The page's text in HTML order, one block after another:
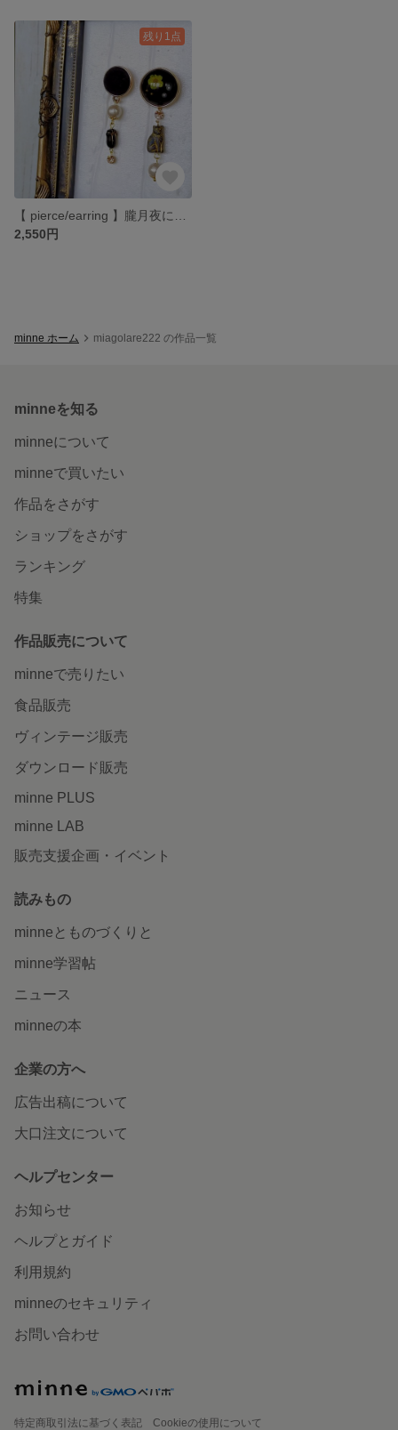
残り1点
2,550円
minne ホーム miagolare222 の作品一覧
minneを知る
minneについて
minneで買いたい
作品をさがす
ショップをさがす
ランキング
特集
作品販売について
minneで売りたい
食品販売
ヴィンテージ販売
ダウンロード販売
minne PLUS
minne LAB
販売支援企画・イベント
読みもの
minneとものづくりと
minne学習帖
ニュース
minneの本
企業の方へ
広告出稿について
大口注文について
ヘルプセンター
お知らせ
ヘルプとガイド
利用規約
minneのセキュリティ
お問い合わせ
特定商取引法に基づく表記
Cookieの使用について